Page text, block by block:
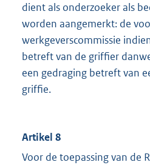
dient als onderzoeker als
worden aangemerkt: de
werkgeverscommissie
betreft van de griffier
een gedraging betreft van
griffie.
Artikel 8
Voor de toepassing van de